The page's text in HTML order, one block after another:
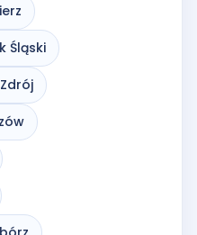
Śląski